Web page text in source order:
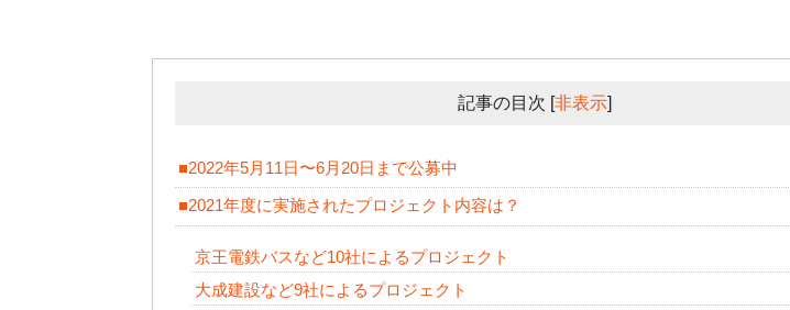
記事の目次 [非表示]
■2022年5月11日〜6月20日まで公募中
■2021年度に実施されたプロジェクト内容は？
京王電鉄バスなど10社によるプロジェクト
大成建設など9社によるプロジェクト